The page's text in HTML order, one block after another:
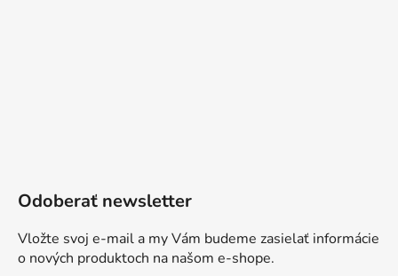
Odoberať newsletter
Vložte svoj e-mail a my Vám budeme zasielať informácie
o nových produktoch na našom e-shope.